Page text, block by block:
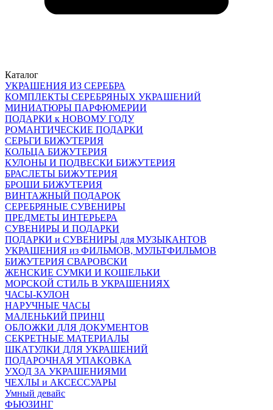
Каталог
УКРАШЕНИЯ ИЗ СЕРЕБРА
КОМПЛЕКТЫ СЕРЕБРЯНЫХ УКРАШЕНИЙ
МИНИАТЮРЫ ПАРФЮМЕРИИ
ПОДАРКИ к НОВОМУ ГОДУ
РОМАНТИЧЕСКИЕ ПОДАРКИ
СЕРЬГИ БИЖУТЕРИЯ
КОЛЬЦА БИЖУТЕРИЯ
КУЛОНЫ И ПОДВЕСКИ БИЖУТЕРИЯ
БРАСЛЕТЫ БИЖУТЕРИЯ
БРОШИ БИЖУТЕРИЯ
ВИНТАЖНЫЙ ПОДАРОК
СЕРЕБРЯНЫЕ СУВЕНИРЫ
ПРЕДМЕТЫ ИНТЕРЬЕРА
СУВЕНИРЫ И ПОДАРКИ
ПОДАРКИ и СУВЕНИРЫ для МУЗЫКАНТОВ
УКРАШЕНИЯ из ФИЛЬМОВ, МУЛЬТФИЛЬМОВ
БИЖУТЕРИЯ СВАРОВСКИ
ЖЕНСКИЕ СУМКИ И КОШЕЛЬКИ
МОРСКОЙ СТИЛЬ В УКРАШЕНИЯХ
ЧАСЫ-КУЛОН
НАРУЧНЫЕ ЧАСЫ
МАЛЕНЬКИЙ ПРИНЦ
ОБЛОЖКИ ДЛЯ ДОКУМЕНТОВ
СЕКРЕТНЫЕ МАТЕРИАЛЫ
ШКАТУЛКИ ДЛЯ УКРАШЕНИЙ
ПОДАРОЧНАЯ УПАКОВКА
УХОД ЗА УКРАШЕНИЯМИ
ЧEХЛЫ и АКСЕССУАРЫ
Умный девайс
ФЬЮЗИНГ